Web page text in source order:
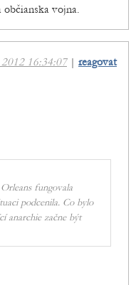
vojna.
16:34:07| reagovat
fungovala
podcenila. Co bylo
anarchie začne být